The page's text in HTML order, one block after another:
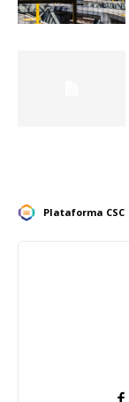
Plataforma CSC